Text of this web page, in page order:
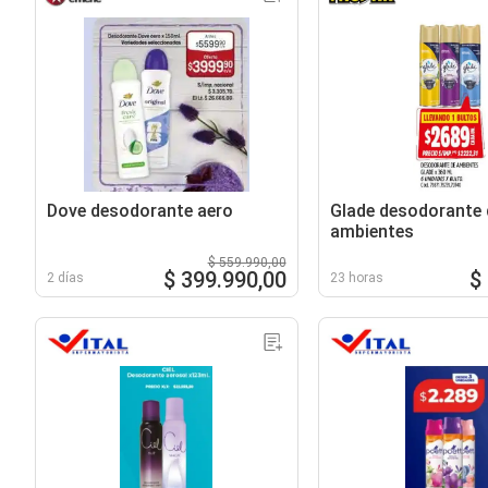
Dove desodorante aero
2 días
$ 559.990,00
$ 399.990,00
Glade desodorante
ambientes
23 horas $